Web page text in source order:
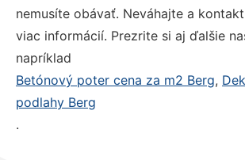
nemusíte obávať. Neváhajte a
viac informácií. Prezrite si aj ďalšie
napríklad
Betónový poter cena za m2 Berg,
podlahy Berg
.